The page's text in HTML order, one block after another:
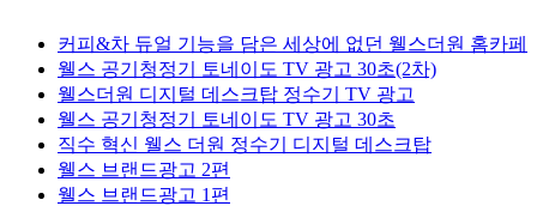
커피&차 듀얼 기능을 담은 세상에 없던 웰스더원 홈카페
웰스 공기청정기 토네이도 TV 광고 30초(2차)
웰스더원 디지털 데스크탑 정수기 TV 광고
웰스 공기청정기 토네이도 TV 광고 30초
직수 혁신 웰스 더원 정수기 디지털 데스크탑
웰스 브랜드광고 2편
웰스 브랜드광고 1편